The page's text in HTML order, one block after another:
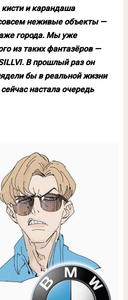
и карандаша
неживые объекты —
города. Мы уже
из таких фантазёров —
В прошлый раз он
бы в реальной жизни
настала очередь